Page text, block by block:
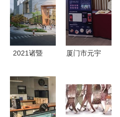
2021诸暨
场 户型
图、开发商
与区位价值
厦门市元宇
成立 开启
动漫开发崭
新篇章